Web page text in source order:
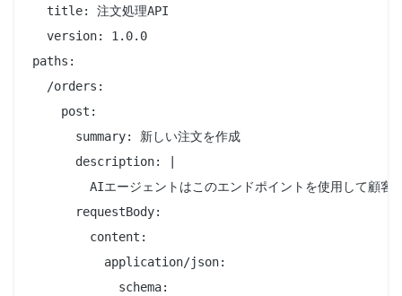
  title: 注文処理API
  version: 1.0.0
paths:
  /orders:
    post:
      summary: 新しい注文を作成
      description: |
AIエージェントはこのエンドポイントを使用して顧客
      requestBody:
        content:
          application/json:
            schema: